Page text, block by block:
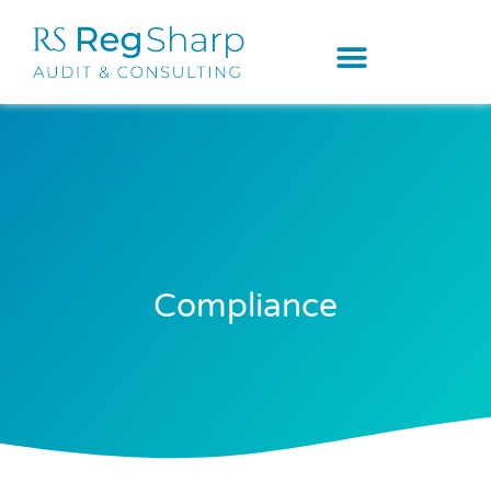
Compliance